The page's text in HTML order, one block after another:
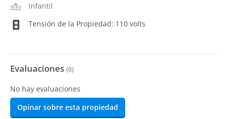
Infantil
Tensión de la Propiedad: 110 volts
Evaluaciones (0)
No hay evaluaciones
Opinar sobre esta propiedad